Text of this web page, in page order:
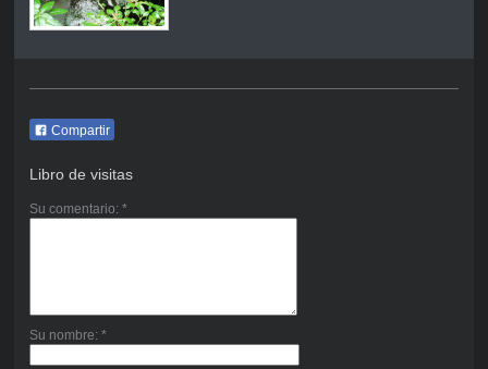
Compartir
Libro de visitas
Su comentario: *
Su nombre: *